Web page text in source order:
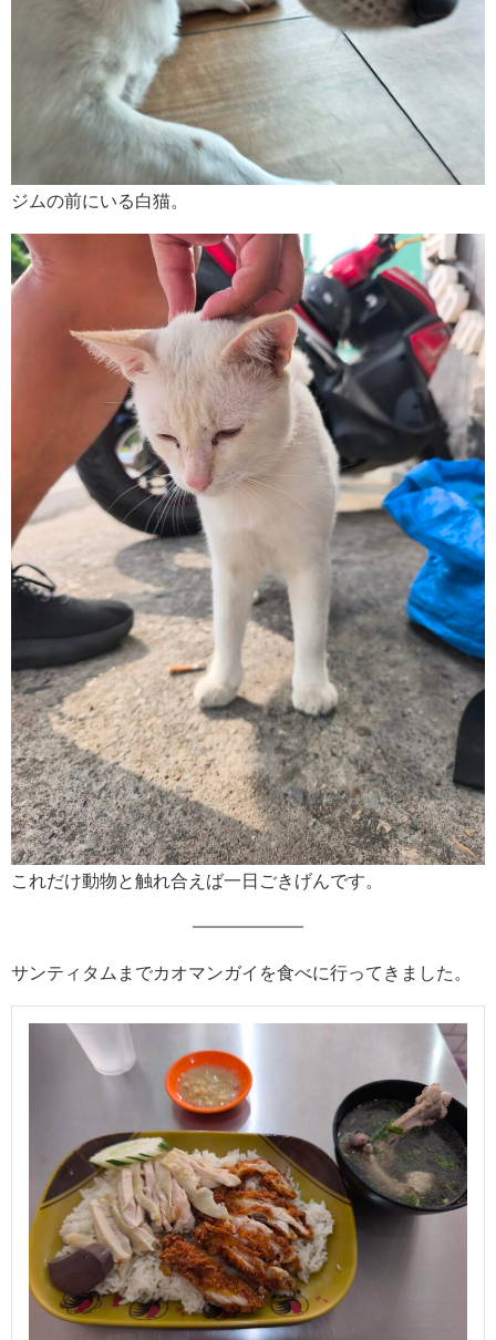
ジムの前にいる白猫。
これだけ動物と触れ合えば一日ごきげんです。
サンティタムまでカオマンガイを食べに行ってきました。